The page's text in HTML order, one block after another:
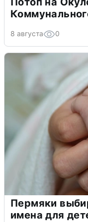
8 августа 0
Пермяки
имена для